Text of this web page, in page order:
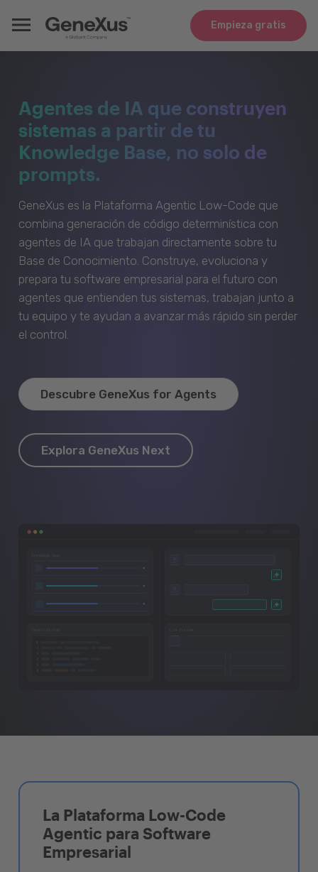
Empieza gratis
Agentes de IA que construyen
sistemas a partir de tu
Knowledge Base, no solo de
prompts.
GeneXus es la Plataforma Agentic Low-Code que
combina generación de código determinística con
agentes de IA que trabajan directamente sobre tu
Base de Conocimiento. Construye, evoluciona y
prepara tu software empresarial para el futuro con
agentes que entienden tus sistemas, trabajan junto a
tu equipo y te ayudan a avanzar más rápido sin perder
el control.
Descubre GeneXus for Agents
Explora GeneXus Next
La Plataforma Low-Code
Agentic para Software
Empresarial